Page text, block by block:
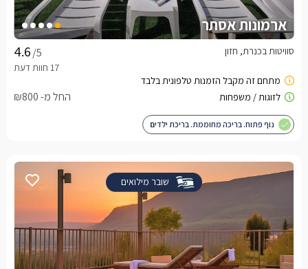
ארמונות אסתר
/5 סוויטות בכנרת, חזון
החל מ- ₪800
נוף פתוח. בריכה מחוממת. בריכת ילדים
שובר מילואים